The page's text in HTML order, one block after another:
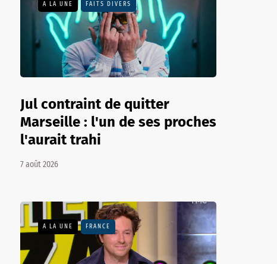
A LA UNE FAITS DIVERS
Jul contraint de quitter
Marseille : l'un de ses proches
l'aurait trahi
7 août 2026
A LA UNE FRANCE